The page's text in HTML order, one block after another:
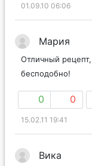
01.09.10 06:06
Мария
Отличный
бесподобно!
0 0
15.02.11 19:41
Вика